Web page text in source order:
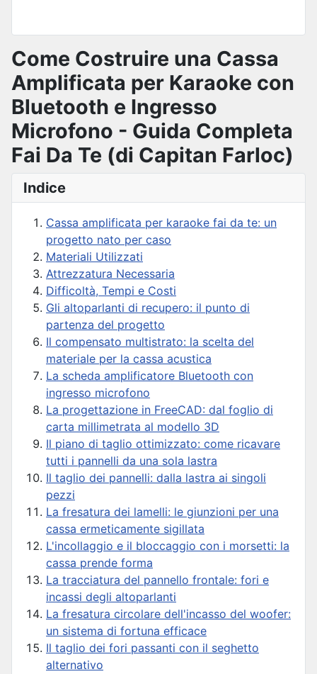
Come Costruire una Cassa
Amplificata per Karaoke con
Bluetooth e Ingresso
Microfono - Guida Completa
Fai Da Te (di Capitan Farloc)
Indice
Cassa amplificata per karaoke fai da te: un
progetto nato per caso
Materiali Utilizzati
Attrezzatura Necessaria
Difficoltà, Tempi e Costi
Gli altoparlanti di recupero: il punto di
partenza del progetto
Il compensato multistrato: la scelta del
materiale per la cassa acustica
La scheda amplificatore Bluetooth con
ingresso microfono
La progettazione in FreeCAD: dal foglio di
carta millimetrata al modello 3D
Il piano di taglio ottimizzato: come ricavare
tutti i pannelli da una sola lastra
Il taglio dei pannelli: dalla lastra ai singoli
pezzi
La fresatura dei lamelli: le giunzioni per una
cassa ermeticamente sigillata
L'incollaggio e il bloccaggio con i morsetti: la
cassa prende forma
La tracciatura del pannello frontale: fori e
incassi degli altoparlanti
La fresatura circolare dell'incasso del woofer:
un sistema di fortuna efficace
Il taglio dei fori passanti con il seghetto
alternativo